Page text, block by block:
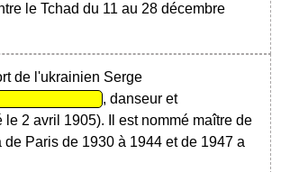
le Tchad du 11 au 28 décembre
de l'ukrainien Serge
, danseur et
le 2 avril 1905). Il est nommé maître de
de Paris de 1930 à 1944 et de 1947 a